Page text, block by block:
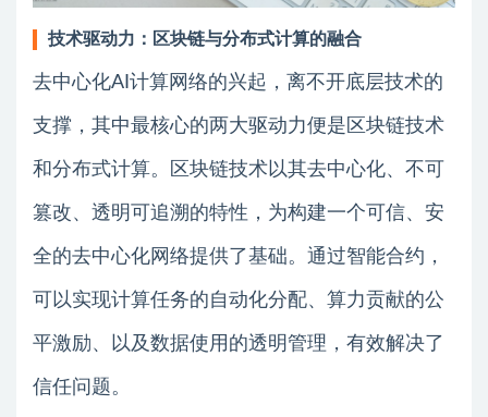
技术驱动力：区块链与分布式计算的融合
去中心化AI计算网络的兴起，离不开底层技术的
支撑，其中最核心的两大驱动力便是区块链技术
和分布式计算。区块链技术以其去中心化、不可
篡改、透明可追溯的特性，为构建一个可信、安
全的去中心化网络提供了基础。通过智能合约，
可以实现计算任务的自动化分配、算力贡献的公
平激励、以及数据使用的透明管理，有效解决了
信任问题。